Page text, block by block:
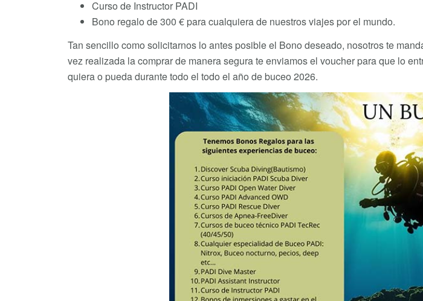
Curso de Instructor PADI
Bono regalo de 300 € para cualquiera de nuestros viajes por el mundo.
Tan sencillo como solicitarnos lo antes posible el Bono deseado, nosotros te
vez realizada la comprar de manera segura te enviamos el voucher para que lo
quiera o pueda durante todo el todo el año de buceo 2026.